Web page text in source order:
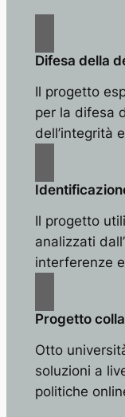
Difesa della
Il progetto
per la difesa
dell’integrità
Il progetto
analizzati
interferenze
Progetto
Otto
soluzioni a
politiche